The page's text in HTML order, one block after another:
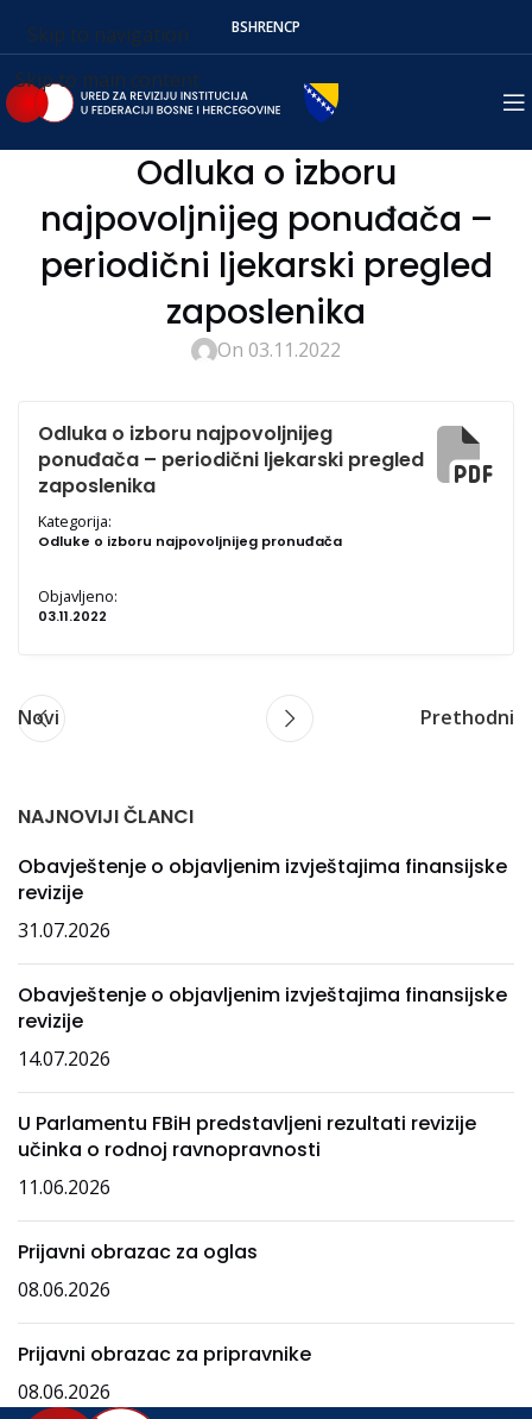
Skip to navigation
Skip to main content
BSHRENСР
Odluka o izboru
najpovoljnijeg ponuđača –
periodični ljekarski pregled
zaposlenika
On 03.11.2022
Odluka o izboru najpovoljnijeg
ponuđača – periodični ljekarski pregled
zaposlenika
Kategorija:
Odluke o izboru najpovoljnijeg pronuđača
Objavljeno:
03.11.2022
Novi Prethodni
NAJNOVIJI ČLANCI
Obavještenje o objavljenim izvještajima finansijske
revizije
31.07.2026
Obavještenje o objavljenim izvještajima finansijske
revizije
14.07.2026
U Parlamentu FBiH predstavljeni rezultati revizije
učinka o rodnoj ravnopravnosti
11.06.2026
Prijavni obrazac za oglas
08.06.2026
Prijavni obrazac za pripravnike
08.06.2026